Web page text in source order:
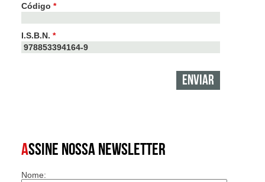
Código *
I.S.B.N. *
ASSINE NOSSA NEWSLETTER
Nome: